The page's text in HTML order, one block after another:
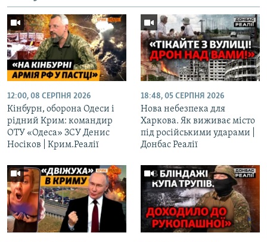
12:00, 08 СЕРПНЯ 2026
Кінбурн, оборона Одеси і
рідний Крим: командир
ОТУ «Одеса» ЗСУ Денис
Носіков | Крим.Реалії
18:48, 05 СЕРПНЯ 2026
Нова небезпека для
Харкова. Як виживає місто
під російськими ударами |
Донбас Реалії